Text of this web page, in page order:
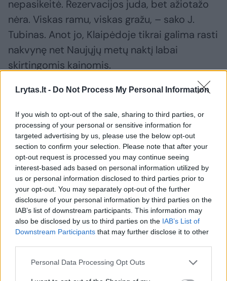
Lrytas.lt - Do Not Process My Personal Information
If you wish to opt-out of the sale, sharing to third parties, or
processing of your personal or sensitive information for
targeted advertising by us, please use the below opt-out
section to confirm your selection. Please note that after your
opt-out request is processed you may continue seeing
interest-based ads based on personal information utilized by
us or personal information disclosed to third parties prior to
your opt-out. You may separately opt-out of the further
disclosure of your personal information by third parties on the
IAB’s list of downstream participants. This information may
also be disclosed by us to third parties on the IAB’s List of
Downstream Participants that may further disclose it to other
Personal Data Processing Opt Outs
nepasikeitė. Rezervacijos juda, bet ažiotažo
nėra. Viskas ramu, viskas gražu, – sako J.
Tubinas. Anot jo, Klaipėdoje tikrai galima rasti
nakvynę net Naujųjų metų naktį labai
skirtingomis kainomis.
„Visi nori parduoti, taiko skirtingas kainų
strategijas. Uostamiesčio rinkoje nėra
griežtos kainodaros logikos: viskas priklauso
nuo vietos, lankytojų srautų ir kiekvieno
viešbučio“, – sako J. Tubinas.
Tačiau jis tikrai abejoja, kad artėjant
Naujiesiems kainos mažės, jos tik gali didėti,
nes laisvų vietų bus vis mažiau.
„Klaipėdoje nemažai viešbučių ir kavinių